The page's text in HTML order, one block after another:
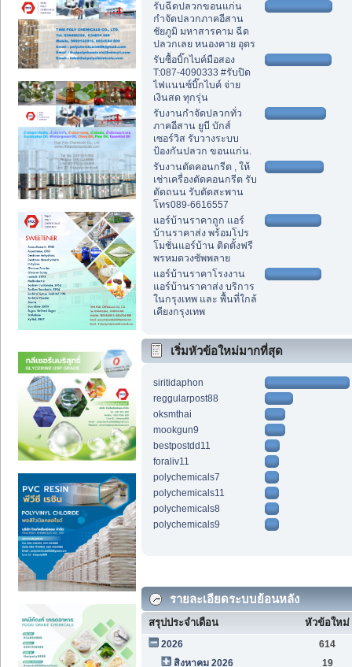
รับฉีดปลวกขอนแก่น
กำจัดปลวกภาคอีสาน
ชัยภูมิ มหาสารคาม ฉีด
ปลวกเลย หนองคาย อุดร
รับซื้อบิ๊กไบค์มือสอง
T:087-4090333 #รับปิด
ไฟแนนซ์บิ๊กไบค์ จ่าย
เงินสด ทุกรุ่น
รับงานกำจัดปลวกทั่ว
ภาคอีสาน ยูบี บักส์
เซอร์วิส รับวางระบบ
ป้องกันปลวก ขอนแก่น.
รับงานตัดคอนกรีต , ให้
เช่าเครื่องตัดคอนกรีต รับ
ตัดถนน รับตัดสะพาน
โทร089-6616557
แอร์บ้านราคาถูก แอร์
บ้านราคาส่ง พร้อมโปร
โมชั่นแอร์บ้าน ติดตั้งฟรี
พรหมดวงซัพพลาย
แอร์บ้านราคาโรงงาน
แอร์บ้านราคาส่ง บริการ
ในกรุงเทพ และ พื้นที่ใกล้
เคียงกรุงเทพ
เริ่มหัวข้อใหม่มากที่สุด
siritidaphon
reggularpost88
oksmthai
mookgun9
bestpostdd11
foraliv11
polychemicals7
polychemicals11
polychemicals8
polychemicals9
รายละเอียดระบบย้อนหลัง
สรุปประจำเดือน หัวข้อใหม่
2026
614
สิงหาคม 2026
19